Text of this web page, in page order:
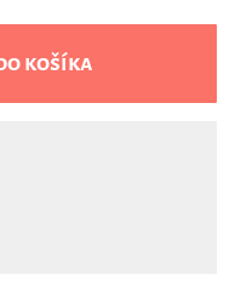
košíka